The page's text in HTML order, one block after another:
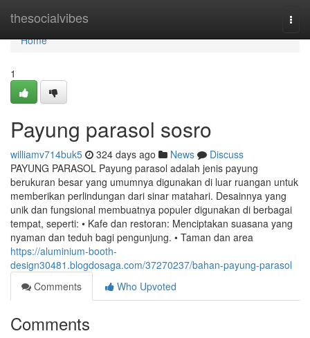
thesocialvibes
Home
Home
1
Payung parasol sosro
williamv714buk5 324 days ago News
Discuss
PAYUNG PARASOL Payung parasol adalah jenis payung
berukuran besar yang umumnya digunakan di luar ruangan untuk
memberikan perlindungan dari sinar matahari. Desainnya yang
unik dan fungsional membuatnya populer digunakan di berbagai
tempat, seperti: • Kafe dan restoran: Menciptakan suasana yang
nyaman dan teduh bagi pengunjung. • Taman dan area
https://aluminium-booth-
design30481.blogdosaga.com/37270237/bahan-payung-parasol
Comments
Who Upvoted
Comments